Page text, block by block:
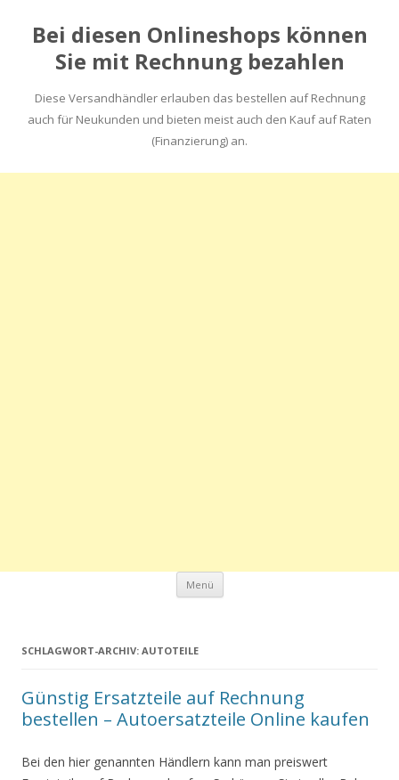
Bei diesen Onlineshops können
Sie mit Rechnung bezahlen
Diese Versandhändler erlauben das bestellen auf Rechnung
auch für Neukunden und bieten meist auch den Kauf auf Raten
(Finanzierung) an.
Menü Zum Inhalt springen
SCHLAGWORT-ARCHIV: AUTOTEILE
Günstig Ersatzteile auf Rechnung
bestellen – Autoersatzteile Online kaufen
Bei den hier genannten Händlern kann man preiswert